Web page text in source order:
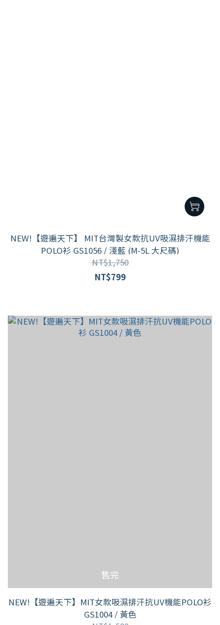
NEW!【遊遍天下】 MIT台灣製女款抗UV吸濕排汗機能
POLO衫 GS1056 / 淺藍 (M-5L 大尺碼)
NT$1,750
NT$799
售完
NEW!【遊遍天下】MIT女款吸濕排汗抗UV機能POLO衫
GS1004 / 黃色